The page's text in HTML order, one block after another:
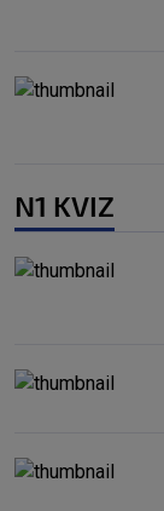
N1 KVIZ